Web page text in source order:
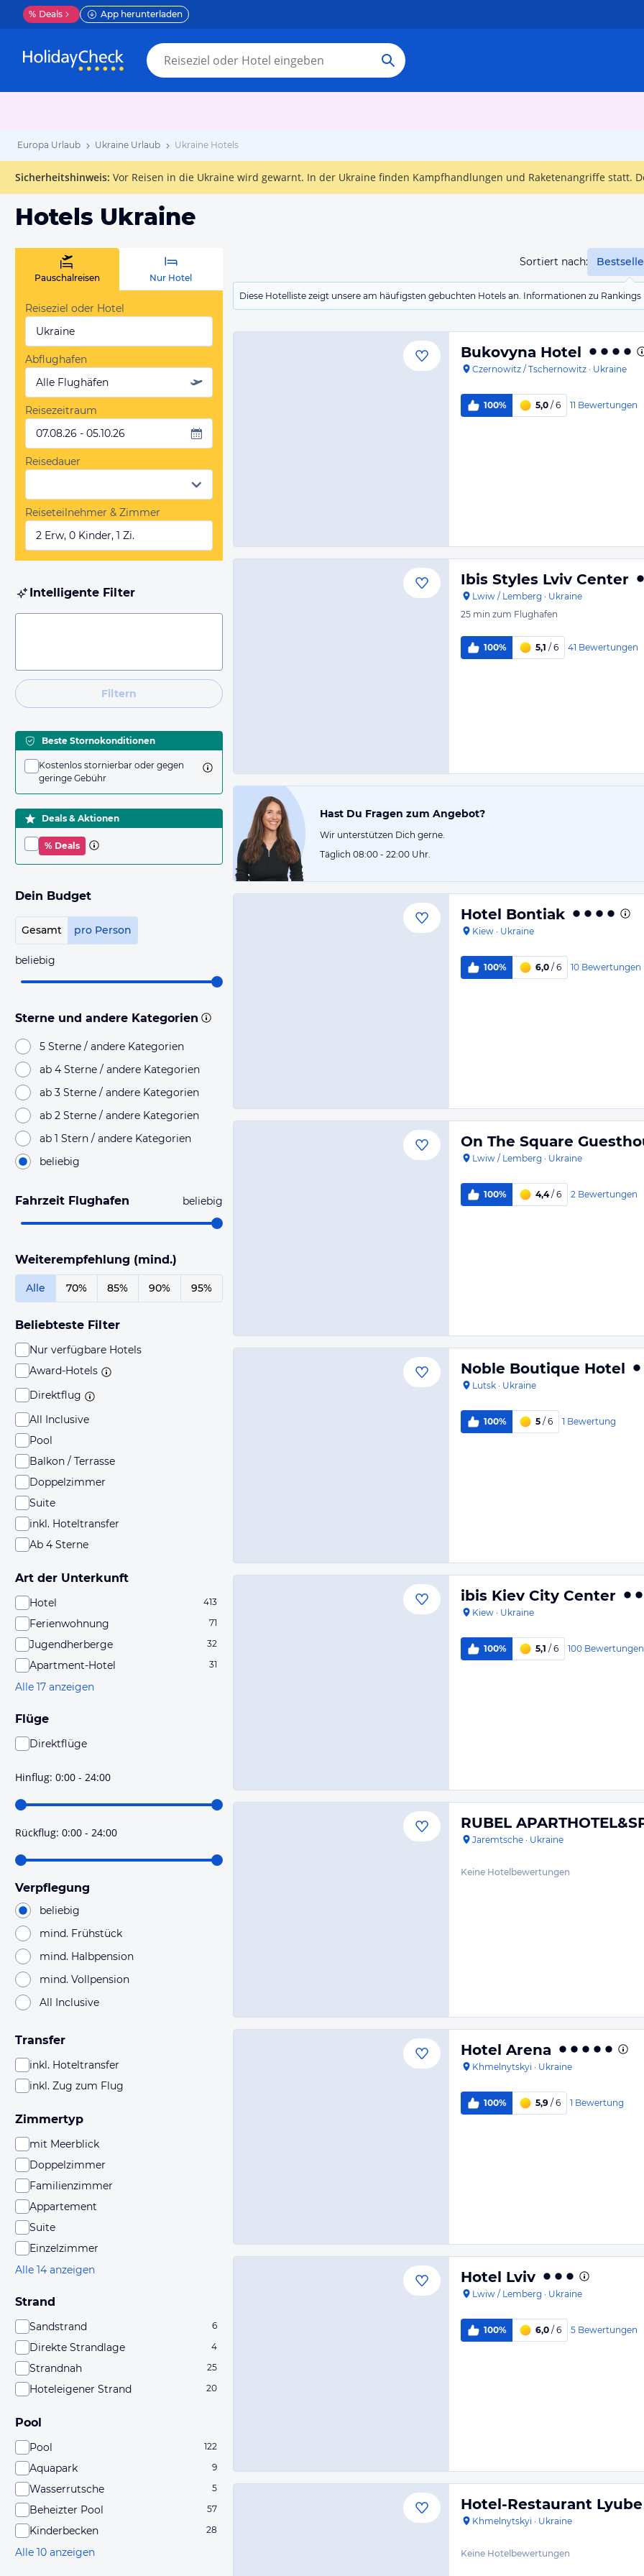
% Deals App herunterladen
Europa Urlaub Ukraine Urlaub Ukraine Hotels
Sicherheitshinweis: Vor Reisen in die Ukraine wird gewarnt. In der Ukraine finden Kampfhandlungen und Raketenangriffe statt.
Hotels Ukraine
Sortiert nach:
Diese Hotelliste zeigt unsere am häufigsten gebuchten Hotels an. Informationen zu
Pauschalreisen Nur Hotel
Reiseziel oder Hotel
Ukraine
Abflughafen
Alle Flughäfen
Reisezeitraum
07.08.26 - 05.10.26
Reisedauer
Reiseteilnehmer & Zimmer
2 Erw, 0 Kinder, 1 Zi.
Intelligente Filter
Filtern
Beste Stornokonditionen
Kostenlos stornierbar oder gegen
geringe Gebühr
Deals & Aktionen
% Deals
Dein Budget
Gesamt pro Person
beliebig
Sterne und andere Kategorien
5 Sterne / andere Kategorien
ab 4 Sterne / andere Kategorien
ab 3 Sterne / andere Kategorien
ab 2 Sterne / andere Kategorien
ab 1 Stern / andere Kategorien
beliebig
Fahrzeit Flughafen beliebig
Weiterempfehlung (mind.)
Alle 70% 85% 90% 95%
Beliebteste Filter
Nur verfügbare Hotels
Award-Hotels
Direktflug
All Inclusive
Pool
Balkon / Terrasse
Doppelzimmer
Suite
inkl. Hoteltransfer
Ab 4 Sterne
Art der Unterkunft
Hotel 413
Ferienwohnung 71
Jugendherberge 32
Apartment-Hotel 31
Alle 17 anzeigen
Flüge
Direktflüge
hoher Wahrscheinlichkeit Direktflüge sind. Bitte
prüfe vor der Buchung noch einmal die Flugdetails.
Hinflug: 0:00 - 24:00
Rückflug: 0:00 - 24:00
Verpflegung
beliebig
mind. Frühstück
mind. Halbpension
mind. Vollpension
All Inclusive
Transfer
inkl. Hoteltransfer
inkl. Zug zum Flug
Zimmertyp
mit Meerblick
Doppelzimmer
Familienzimmer
Appartement
Suite
Einzelzimmer
Alle 14 anzeigen
Strand
Sandstrand 6
Direkte Strandlage 4
Strandnah 25
Hoteleigener Strand 20
Pool
Pool 122
Aquapark 9
Wasserrutsche 5
Beheizter Pool 57
Kinderbecken 28
Alle 10 anzeigen
Bukovyna Hotel
Czernowitz / Tschernowitz · Ukraine
100% 5,0 / 6 11 Bewertungen
Ibis Styles Lviv Center
Lwiw / Lemberg · Ukraine
25 min zum Flughafen
100% 5,1 / 6 41 Bewertungen
Hast Du Fragen zum Angebot?
Wir unterstützen Dich gerne.
Täglich 08:00 - 22:00 Uhr.
Hotel Bontiak
Kiew · Ukraine
100% 6,0 / 6 10 Bewertungen
On The Square
Lwiw / Lemberg · Ukraine
100% 4,4/ 6 2 Bewertungen
Noble Boutique Hotel
Lutsk · Ukraine
100% 5 / 6 1 Bewertung
ibis Kiev City Center
Kiew · Ukraine
100% 5,1 / 6 100 Bewertungen
RUBEL
Jaremtsche · Ukraine
Keine Hotelbewertungen
Hotel Arena
Khmelnytskyi · Ukraine
100% 5,9 / 6 1 Bewertung
Hotel Lviv
Lwiw / Lemberg · Ukraine
100% 6,0 / 6 5 Bewertungen
Hotel-Restaurant
Khmelnytskyi · Ukraine
Keine Hotelbewertungen